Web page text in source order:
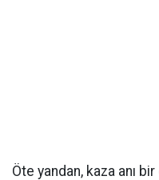
Öte yandan, kaza anı